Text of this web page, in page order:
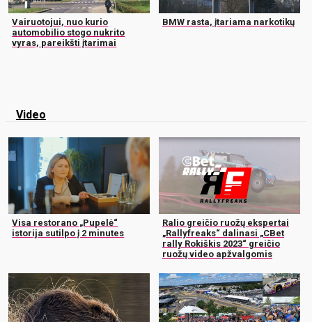
Vairuotojui, nuo kurio
automobilio stogo nukrito
vyras, pareikšti įtarimai
BMW rasta, įtariama narkotikų
Video
Visa restorano „Pupelė“
istorija sutilpo į 2 minutes
Ralio greičio ruožų ekspertai
„Rallyfreaks“ dalinasi „CBet
rally Rokiškis 2023“ greičio
ruožų video apžvalgomis